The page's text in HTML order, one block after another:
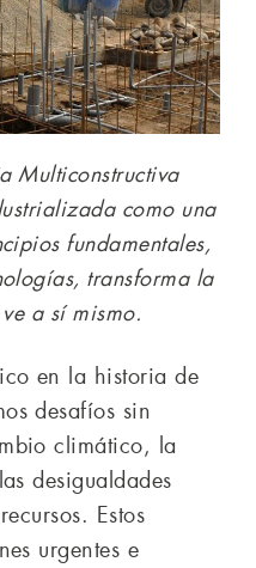
Multiconstructiva
como una
fundamentales,
transforma la
a sí mismo.
en la historia de
desafíos sin
climático, la
desigualdades
Estos
urgentes e